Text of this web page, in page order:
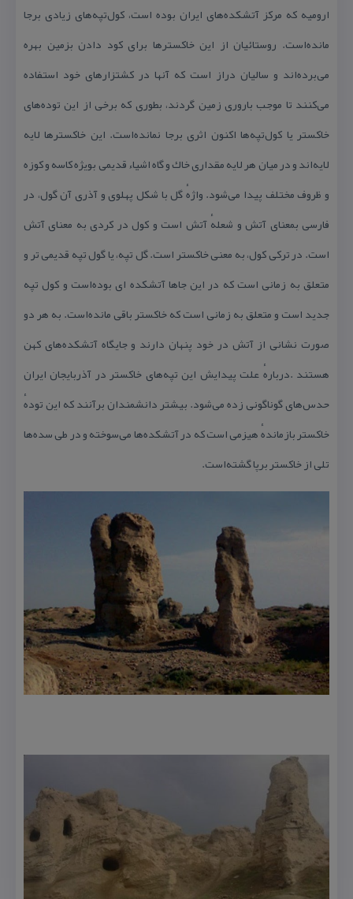
ارومیه كه مركز آتشكده‌های ایران بوده ‌است، كول‌تپه‌های زیادی برجا
مانده‌است. روستائیان از این خاكسترها برای كود دادن بزمین بهره
می‌برده‌اند و سالیان دراز است كه آنها در كشتزارهای خود استفاده
می‌كنند تا موجب باروری زمین گردند، بطوری كه برخی از این توده‌های
خاكستر یا كول‌تپه‌ها اكنون اثری برجا نمانده‌است. این خاكسترها لایه
لایه‌اند و در میان هر لایه مقداری خاك و گاه اشیاء قدیمی بویژه كاسه و كوزه
و ظروف مختلف پیدا می‌شود. واژهٔ گل با شكل پهلوی و آذری آن گول، در
فارسی بمعنای آتش و شعلهٔ آتش است و كول در كردی به معنای آتش
است. در تركی كول، به معنی خاكستر است. گل تپه، یا گول تپه قدیمی تر و
متعلق به زمانی است كه در این جاها آتشكده ای بوده‌است و كول تپه
جدید است و متعلق به زمانی است كه خاكستر باقی مانده‌است. به هر دو
صورت نشانی از آتش در خود پنهان دارند و جایگاه آتشكده‌های كهن
هستند .دربارهٔ علت پیدایش این تپه‌های خاكستر در آذربایجان ایران
حدس‌های گوناگونی زده می‌شود. بیشتر دانشمندان برآنند كه این تودهٔ
خاكستر بازماندهٔ هیزمی است كه در آتشكده‌ها می‌سوخته و در طی سده‌ها
تلی از خاكستر برپا گشته‌است.